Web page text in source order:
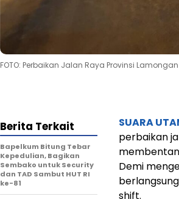
FOTO: Perbaikan Jalan Raya Provinsi
SUARA
perbaikan
Demi
shift.
Berita Terkait
Bapelkum Bitung Tebar
Kepedulian, Bagikan
Sembako untuk Security
dan TAD Sambut HUT RI
ke-81